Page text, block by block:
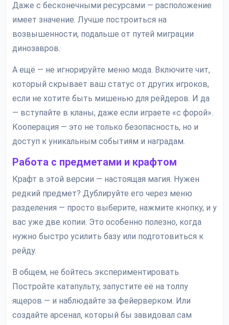
Даже с бесконечными ресурсами — расположение
имеет значение. Лучше построиться на
возвышенности, подальше от путей миграции
динозавров.
А ещё — не игнорируйте меню мода. Включите чит,
который скрывает ваш статус от других игроков,
если не хотите быть мишенью для рейдеров. И да
— вступайте в кланы, даже если играете «с форой».
Кооперация — это не только безопасность, но и
доступ к уникальным событиям и наградам.
Работа с предметами и крафтом
Крафт в этой версии — настоящая магия. Нужен
редкий предмет? Дублируйте его через меню
разделения — просто выберите, нажмите кнопку, и у
вас уже две копии. Это особенно полезно, когда
нужно быстро усилить базу или подготовиться к
рейду.
В общем, не бойтесь экспериментировать.
Постройте катапульту, запустите её на толпу
ящеров — и наблюдайте за фейерверком. Или
создайте арсенал, который бы завидовал сам